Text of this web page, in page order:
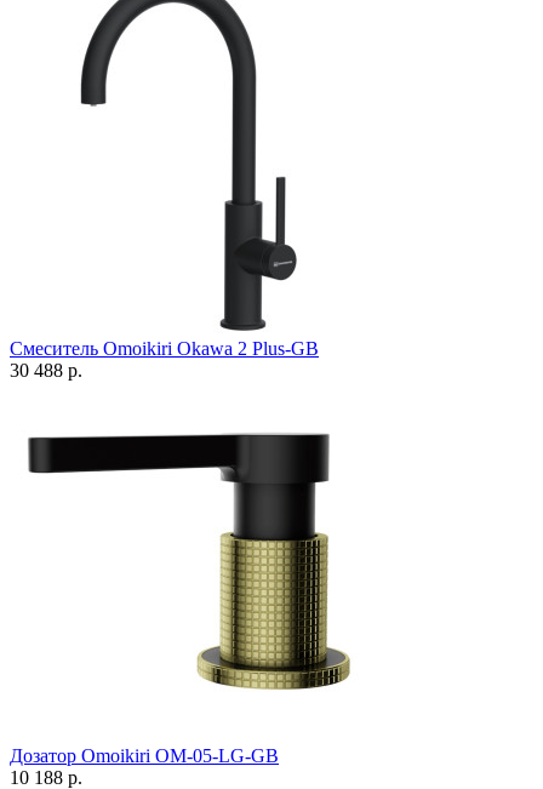
Смеситель Omoikiri Okawa 2 Plus-GB
30 488 р.
Дозатор Omoikiri OM-05-LG-GB
10 188 р.